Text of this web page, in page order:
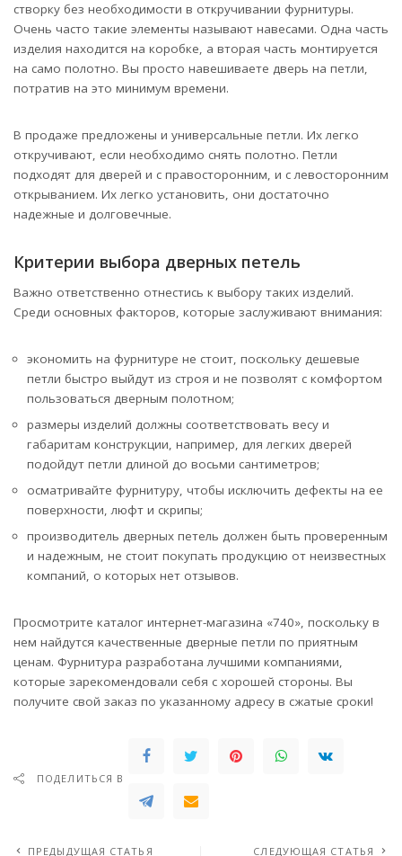
створку без необходимости в откручивании фурнитуры.
Очень часто такие элементы называют навесами. Одна часть
изделия находится на коробке, а вторая часть монтируется
на само полотно. Вы просто навешиваете дверь на петли,
потратив на это минимум времени.
В продаже предложены и универсальные петли. Их легко
откручивают, если необходимо снять полотно. Петли
подходят для дверей и с правосторонним, и с левосторонним
открыванием. Их легко установить, они достаточно
надежные и долговечные.
Критерии выбора дверных петель
Важно ответственно отнестись к выбору таких изделий.
Среди основных факторов, которые заслуживают внимания:
экономить на фурнитуре не стоит, поскольку дешевые
петли быстро выйдут из строя и не позволят с комфортом
пользоваться дверным полотном;
размеры изделий должны соответствовать весу и
габаритам конструкции, например, для легких дверей
подойдут петли длиной до восьми сантиметров;
осматривайте фурнитуру, чтобы исключить дефекты на ее
поверхности, люфт и скрипы;
производитель дверных петель должен быть проверенным
и надежным, не стоит покупать продукцию от неизвестных
компаний, о которых нет отзывов.
Просмотрите каталог интернет-магазина «740», поскольку в
нем найдутся качественные дверные петли по приятным
ценам. Фурнитура разработана лучшими компаниями,
которые зарекомендовали себя с хорошей стороны. Вы
получите свой заказ по указанному адресу в сжатые сроки!
ПОДЕЛИТЬСЯ В
ПРЕДЫДУЩАЯ СТАТЬЯ СЛЕДУЮЩАЯ СТАТЬЯ